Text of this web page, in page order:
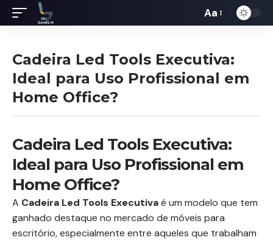
fontes
Aa
Cadeira Led Tools Executiva:
Ideal para Uso Profissional em
Home Office?
Cadeira Led Tools Executiva:
Ideal para Uso Profissional em
Home Office?
A Cadeira Led Tools Executivaé um modelo que tem
ganhado destaque no mercado de móveis para
escritório, especialmente entre aqueles que trabalham